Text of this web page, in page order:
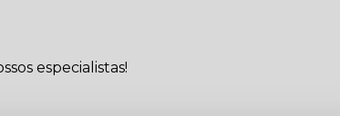
especialistas!